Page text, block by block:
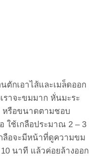
ตักเอาไส้และเมล็ดออก
ราจะขมมาก หั่นมะระ
รือขนาดตามชอบ
ใช้เกลือประมาณ 2 – 3
ลือจะมีหน้าที่ดูความขม
นาที แล้วค่อยล้างออก